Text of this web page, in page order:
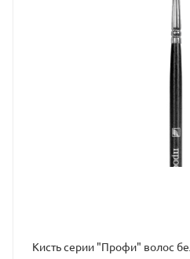
Кисть серии "Профи" волос